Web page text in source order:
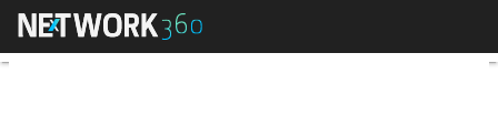
PC4U: come rendere concreto il